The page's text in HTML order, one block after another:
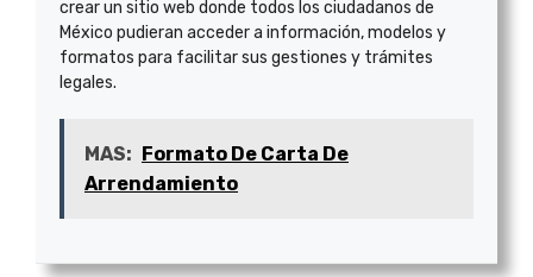
crear un sitio web donde todos los ciudadanos de
México pudieran acceder a información, modelos y
formatos para facilitar sus gestiones y trámites
legales.
MAS: Formato De Carta De
Arrendamiento